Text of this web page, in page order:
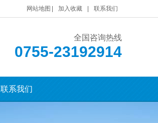
网站地图 加入收藏 联系我们
全国咨询热线
0755-23192914
联系我们